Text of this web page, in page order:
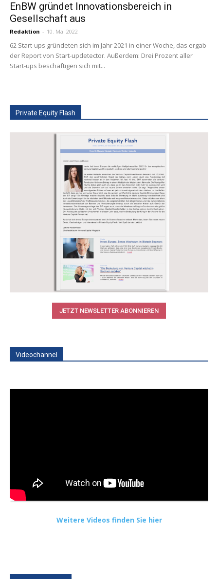
EnBW gründet Innovationsbereich in
Gesellschaft aus
Redaktion - 10. Mai 2022
62 Start-ups gründeten sich im Jahr 2021 in einer Woche, das ergab
der Report von Start-updetector. Außerdem: Drei Prozent aller
Start-ups beschäftigen sich mit...
Private Equity Flash
JETZT NEWSLETTER ABONNIEREN
Videochannel
Weitere Videos finden Sie hier